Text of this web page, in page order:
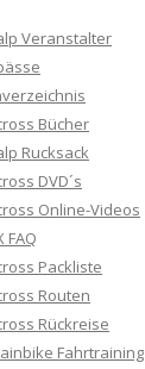
Veranstalter
Bücher
Rucksack
DVD´s
Online-Videos
FAQ
Packliste
Routen
Rückreise
Fahrtraining